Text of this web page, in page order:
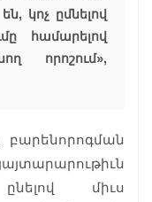
կոչ ըմնելով
համարելով
որոշում»,
բարենորոգման
միւս